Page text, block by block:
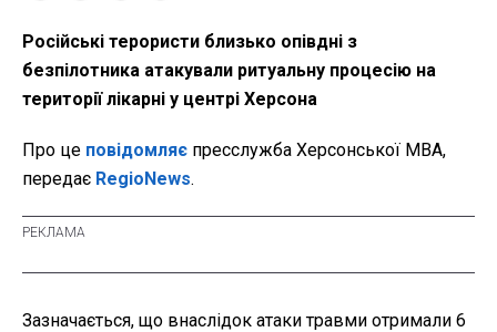
Російські терористи близько опівдні з
безпілотника атакували ритуальну процесію на
території лікарні у центрі Херсона
Про це повідомляє пресслужба Херсонської МВА,
передає RegioNews.
Зазначається, що внаслідок атаки травми отримали 6